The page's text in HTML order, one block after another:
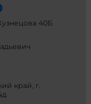
40Б
край, г.